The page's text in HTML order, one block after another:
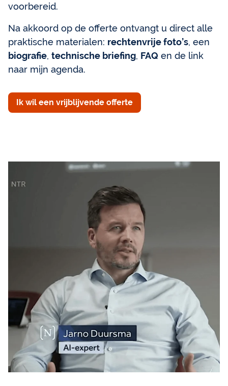
voorbereid.
Na akkoord op de offerte ontvangt u direct alle
praktische materialen: rechtenvrije foto’s, een
biografie, technische briefing, FAQ en de link
naar mijn agenda.
Ik wil een vrijblijvende offerte